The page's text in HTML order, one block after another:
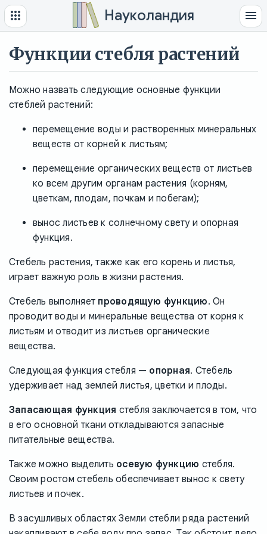
Науколандия
Функции стебля растений
Можно назвать следующие основные функции
стеблей растений:
перемещение воды и растворенных минеральных
веществ от корней к листьям;
перемещение органических веществ от листьев
ко всем другим органам растения (корням,
цветкам, плодам, почкам и побегам);
вынос листьев к солнечному свету и опорная
функция.
Стебель растения, также как его корень и листья,
играет важную роль в жизни растения.
Стебель выполняет проводящую функцию. Он
проводит воды и минеральные вещества от корня к
листьям и отводит из листьев органические
вещества.
Следующая функция стебля — опорная. Стебель
удерживает над землей листья, цветки и плоды.
Запасающая функция стебля заключается в том, что
в его основной ткани откладываются запасные
питательные вещества.
Также можно выделить осевую функцию стебля.
Своим ростом стебель обеспечивает вынос к свету
листьев и почек.
В засушливых областях Земли стебли ряда растений